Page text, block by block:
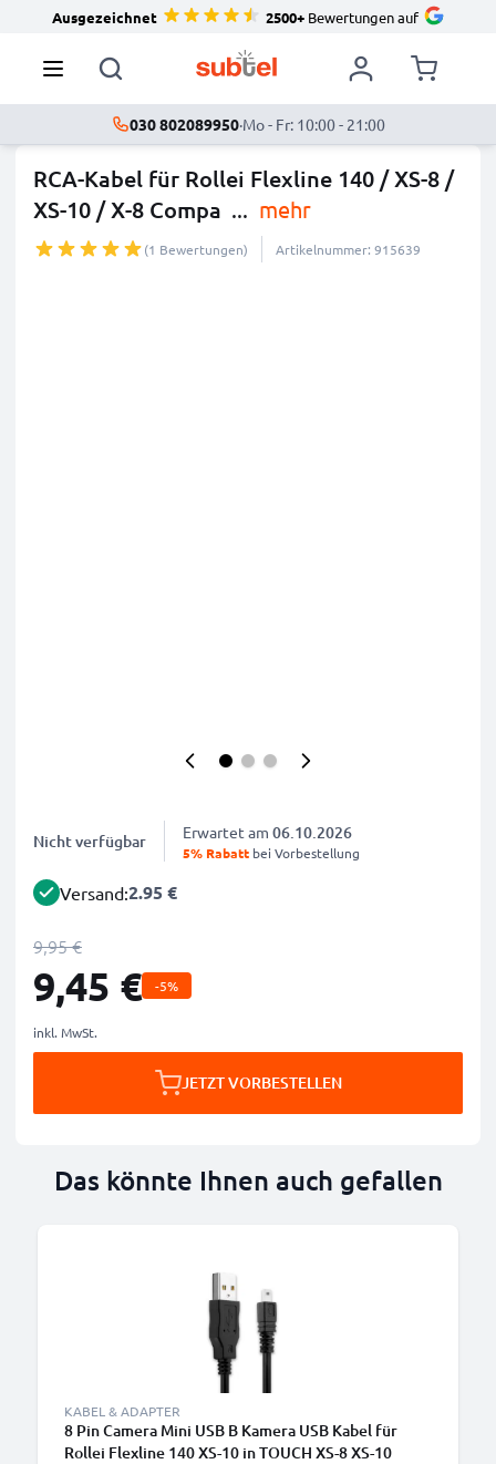
Ausgezeichnet 2500+Bewertungen auf
030 802089950·Mo - Fr: 10:00 - 21:00
RCA-Kabel für Rollei Flexline 140 / XS-8 /
XS-10 / X-8 Compa ... mehr
(1 Bewertungen) Artikelnummer: 915639
Nicht verfügbar Erwartet am 06.10.2026
5% Rabatt bei Vorbestellung
Versand:2.95 €
9,95 €
9,45 € -5%
inkl. MwSt.
JETZT VORBESTELLEN
Das könnte Ihnen auch gefallen
KABEL & ADAPTER
8 Pin Camera Mini USB B Kamera USB Kabel für
Rollei Flexline 140 XS-10 in TOUCH XS-8 XS-10